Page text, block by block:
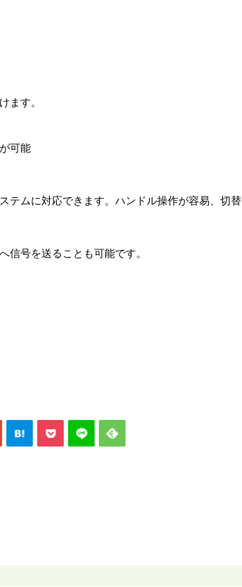
ます。
可能
テムに対応できます。ハンドル操作が容易、切替
信号を送ることも可能です。